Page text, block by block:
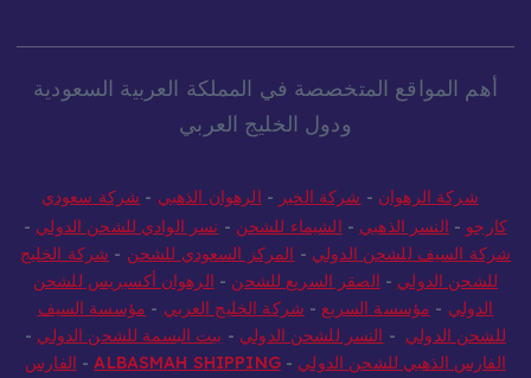
أهم المواقع المتخصصة في المملكة العربية السعودية
ودول الخليج العربي
شركة الرهوان - شركة الخير - الرهوان الذهبي - شركة سعودي
كارجو - النسر الذهبي - الشيماء للشحن - نسر الوادي للشحن الدولي -
شركة السيف للشحن الدولي - المركز السعودي للشحن - شركة الخليج
للشحن الدولي - الصقر السريع للشحن - الرهوان أكسبريس للشحن
الدولي - مؤسسة السريع - شركة الخليج العربي - مؤسسة السيف
للشحن الدولي - النسر للشحن الدولي - بيت البسمة للشحن الدولي -
الفارس الذهبي للشحن الدولي -
ALBASMAH SHIPPING
- الفارس